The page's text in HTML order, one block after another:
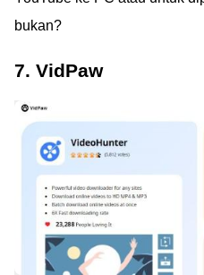
bukan?
7. VidPaw